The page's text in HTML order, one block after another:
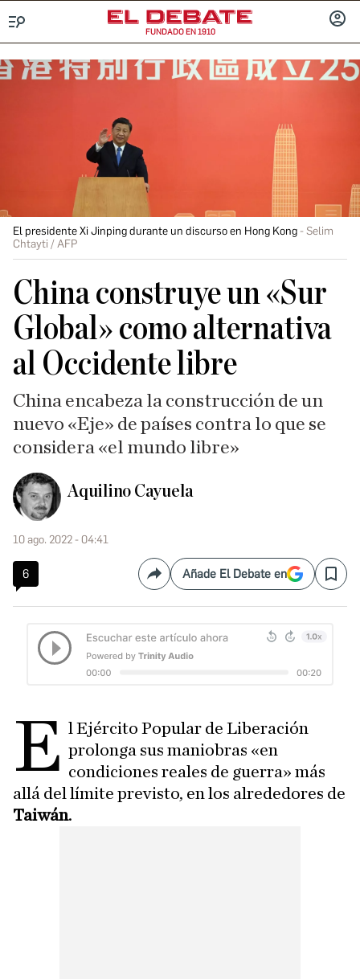
FUNDADO EN 1910
El presidente Xi Jinping durante un discurso en Hong Kong
Selim
Chtayti / AFP
China construye un «Sur
Global» como alternativa
al Occidente libre
China encabeza la construcción de un
nuevo «Eje» de países contra lo que se
considera «el mundo libre»
Aquilino Cayuela
10 ago. 2022 - 04:41
6 CompartirAñade El Debate en Save
E l Ejército Popular de Liberación
prolonga sus maniobras «en
condiciones reales de guerra» más
allá del límite previsto, en los alrededores de
Taiwán.